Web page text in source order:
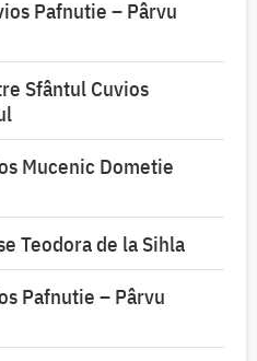
Pafnutie – Pârvu
Sfântul Cuvios
Mucenic Dometie
Teodora de la Sihla
Pafnutie – Pârvu